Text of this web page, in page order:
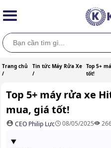
Trang chủ
/
Tin tức Máy Rửa Xe
/
Top 5+
tốt!
Top 5+ máy rửa xe
mua, giá tốt!
CEO Philip Lực 08/05/2025